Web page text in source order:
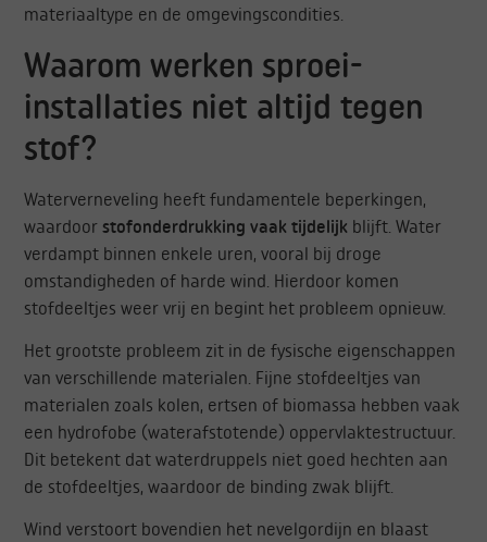
materiaaltype en de omgevingscondities.
Waarom werken sproei-
installaties niet altijd tegen
stof?
Waterverneveling heeft fundamentele beperkingen,
waardoorstofonderdrukking vaak tijdelijk blijft. Water
verdampt binnen enkele uren, vooral bij droge
omstandigheden of harde wind. Hierdoor komen
stofdeeltjes weer vrij en begint het probleem opnieuw.
Het grootste probleem zit in de fysische eigenschappen
van verschillende materialen. Fijne stofdeeltjes van
materialen zoals kolen, ertsen of biomassa hebben vaak
een hydrofobe (waterafstotende) oppervlaktestructuur.
Dit betekent dat waterdruppels niet goed hechten aan
de stofdeeltjes, waardoor de binding zwak blijft.
Wind verstoort bovendien het nevelgordijn en blaast